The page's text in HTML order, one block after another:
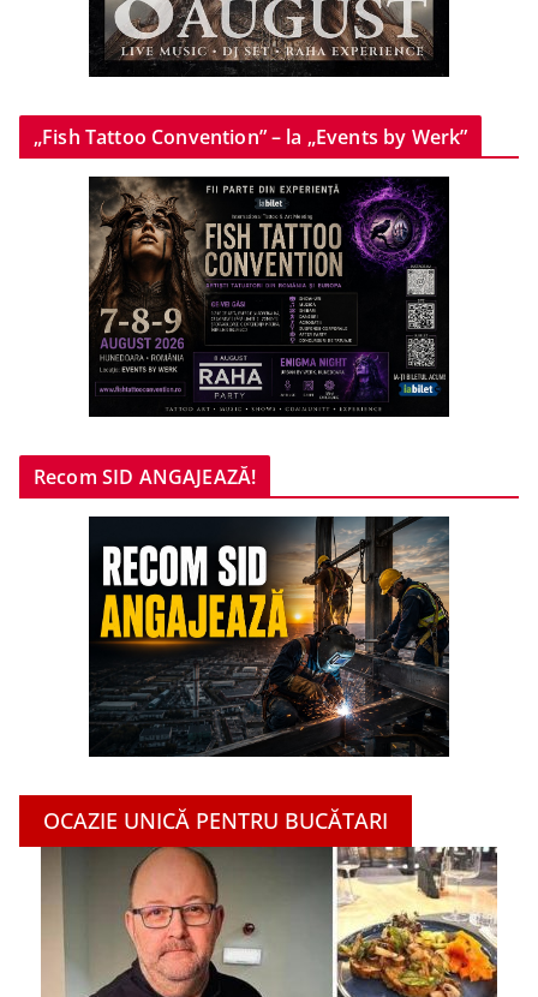
„Fish Tattoo Convention” – la „Events by Werk”
Recom SID ANGAJEAZĂ!
OCAZIE UNICĂ PENTRU BUCĂTARI